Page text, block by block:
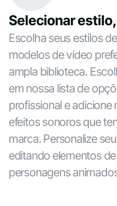
Selecionar
Escolha seus estilos
modelos de vídeo
ampla biblioteca.
em nossa lista de
profissional e adicione
efeitos sonoros que
marca. Personalize
editando elementos
personagens